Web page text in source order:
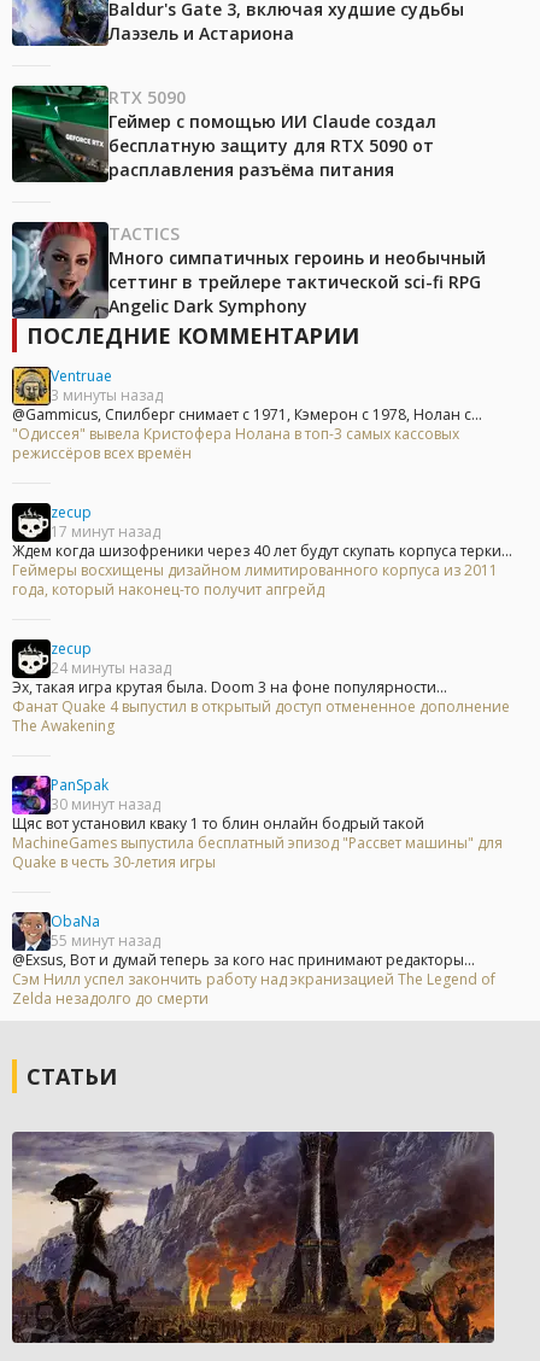
Baldur's Gate 3, включая худшие судьбы
Лаэзель и Астариона
RTX 5090
Геймер с помощью ИИ Claude создал
бесплатную защиту для RTX 5090 от
расплавления разъёма питания
TACTICS
Много симпатичных героинь и необычный
сеттинг в трейлере тактической sci-fi RPG
Angelic Dark Symphony
ПОСЛЕДНИЕ КОММЕНТАРИИ
Ventruae
3 минуты назад
@Gammicus, Спилберг снимает с 1971, Кэмерон с 1978, Нолан с...
"Одиссея" вывела Кристофера Нолана в топ-3 самых кассовых
режиссёров всех времён
zecup
17 минут назад
Ждем когда шизофреники через 40 лет будут скупать корпуса терки...
Геймеры восхищены дизайном лимитированного корпуса из 2011
года, который наконец-то получит апгрейд
zecup
24 минуты назад
Эх, такая игра крутая была. Doom 3 на фоне популярности...
Фанат Quake 4 выпустил в открытый доступ отмененное дополнение
The Awakening
PanSpak
30 минут назад
Щяс вот установил кваку 1 то блин онлайн бодрый такой
MachineGames выпустила бесплатный эпизод "Рассвет машины" для
Quake в честь 30-летия игры
ObaNa
55 минут назад
@Exsus, Вот и думай теперь за кого нас принимают редакторы...
Сэм Нилл успел закончить работу над экранизацией The Legend of
Zelda незадолго до смерти
СТАТЬИ